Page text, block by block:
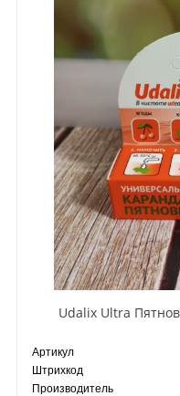
Udalix Ultra
Артикул
Штрихкод
Производитель